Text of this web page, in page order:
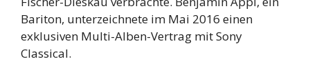
Bariton, unterzeichnete im Mai 2016 einen
exklusiven Multi-Alben-Vertrag mit Sony
Classical.